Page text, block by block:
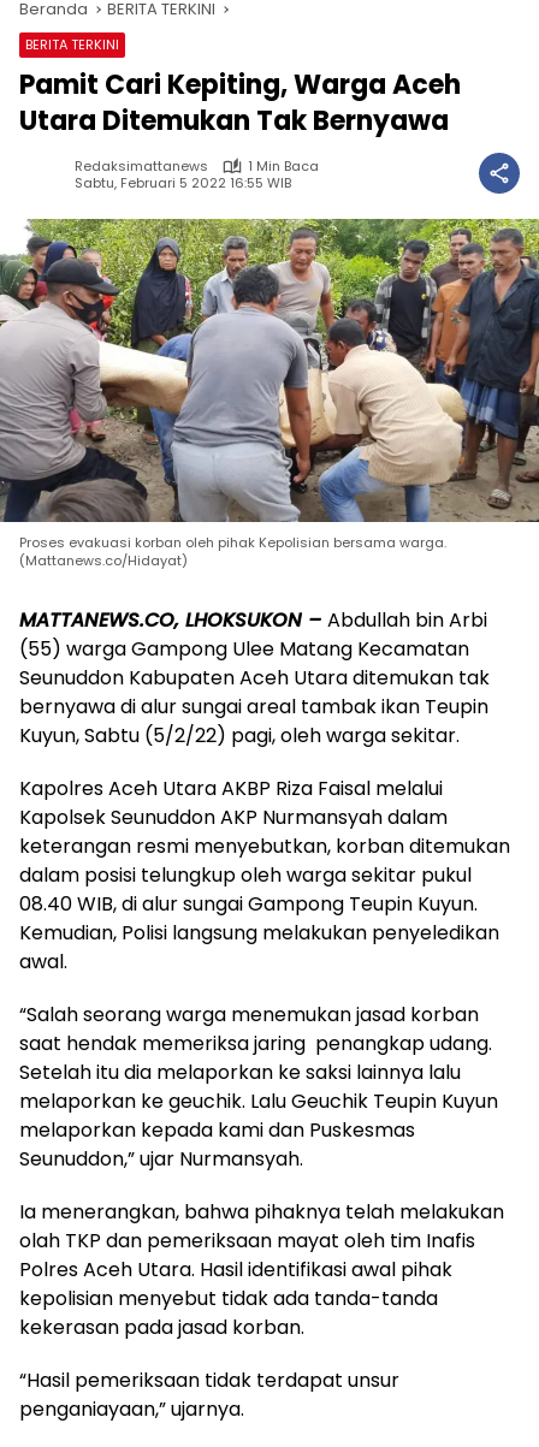
Beranda BERITA TERKINI
BERITA TERKINI
Pamit Cari Kepiting, Warga Aceh
Utara Ditemukan Tak Bernyawa
Redaksimattanews
1 Min Baca
Sabtu, Februari 5 2022 16:55 WIB
Proses evakuasi korban oleh pihak Kepolisian bersama warga.
(Mattanews.co/Hidayat)
MATTANEWS.CO, LHOKSUKON – Abdullah bin Arbi
(55) warga Gampong Ulee Matang Kecamatan
Seunuddon Kabupaten Aceh Utara ditemukan tak
bernyawa di alur sungai areal tambak ikan Teupin
Kuyun, Sabtu (5/2/22) pagi, oleh warga sekitar.
Kapolres Aceh Utara AKBP Riza Faisal melalui
Kapolsek Seunuddon AKP Nurmansyah dalam
keterangan resmi menyebutkan, korban ditemukan
dalam posisi telungkup oleh warga sekitar pukul
08.40 WIB, di alur sungai Gampong Teupin Kuyun.
Kemudian, Polisi langsung melakukan penyeledikan
awal.
“Salah seorang warga menemukan jasad korban
saat hendak memeriksa jaring penangkap udang.
Setelah itu dia melaporkan ke saksi lainnya lalu
melaporkan ke geuchik. Lalu Geuchik Teupin Kuyun
melaporkan kepada kami dan Puskesmas
Seunuddon,” ujar Nurmansyah.
Ia menerangkan, bahwa pihaknya telah melakukan
olah TKP dan pemeriksaan mayat oleh tim Inafis
Polres Aceh Utara. Hasil identifikasi awal pihak
kepolisian menyebut tidak ada tanda-tanda
kekerasan pada jasad korban.
“Hasil pemeriksaan tidak terdapat unsur
penganiayaan,” ujarnya.